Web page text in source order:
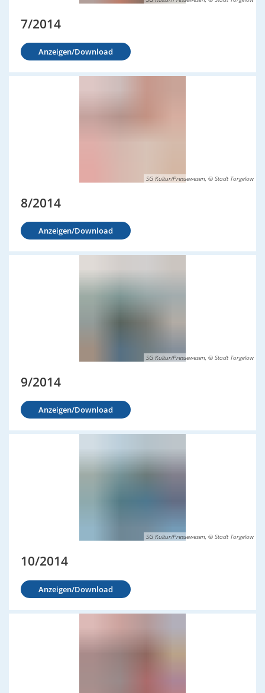
7/2014
Anzeigen/Download
SG Kultur/Pressewesen, © Stadt Torgelow
8/2014
Anzeigen/Download
SG Kultur/Pressewesen, © Stadt Torgelow
9/2014
Anzeigen/Download
SG Kultur/Pressewesen, © Stadt Torgelow
10/2014
Anzeigen/Download